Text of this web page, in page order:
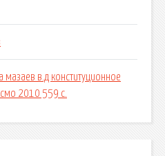
мазаев в.д конституционное
2010 559 с.